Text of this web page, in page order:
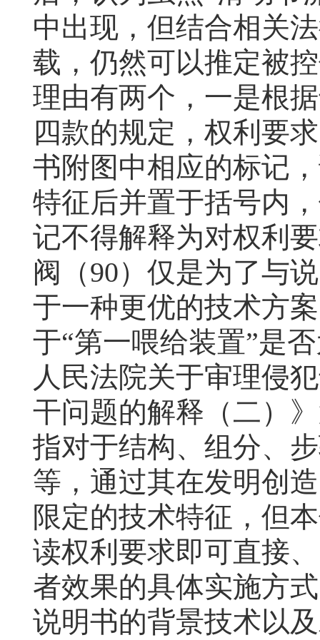
中出现，但结合相关
载，仍然可以推定被
理由有两个，一是根
四款的规定，权利要
书附图中相应的标记
特征后并置于括号内
记不得解释为对权利
阀（90）仅是为了与
于一种更优的技术方
于“第一喂给装置”是
人民法院关于审理侵
干问题的解释（二）
指对于结构、组分、
等，通过其在发明创
限定的技术特征，但
读权利要求即可直接
者效果的具体实施方
说明书的背景技术以